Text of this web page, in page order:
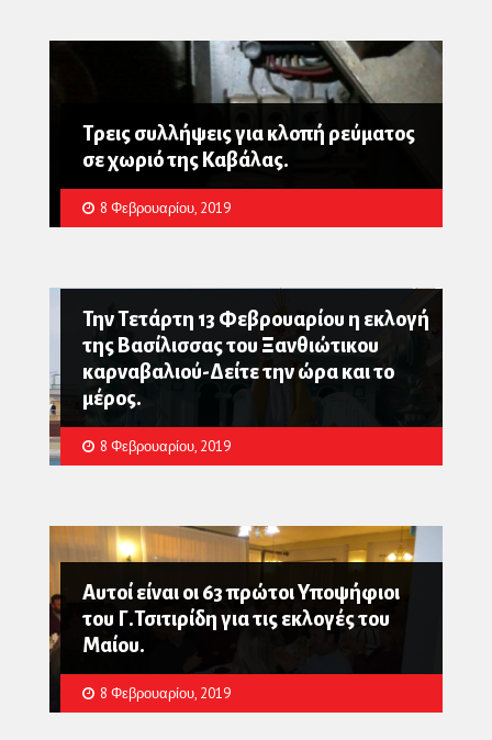
Τρεις συλλήψεις για κλοπή ρεύματος
σε χωριό της Καβάλας.
8 Φεβρουαρίου, 2019
Την Τετάρτη 13 Φεβρουαρίου η εκλογή
της Βασίλισσας του Ξανθιώτικου
καρναβαλιού-Δείτε την ώρα και το
μέρος.
8 Φεβρουαρίου, 2019
Αυτοί είναι οι 63 πρώτοι Υποψήφιοι
του Γ.Τσιτιρίδη για τις εκλογές του
Μαίου.
8 Φεβρουαρίου, 2019